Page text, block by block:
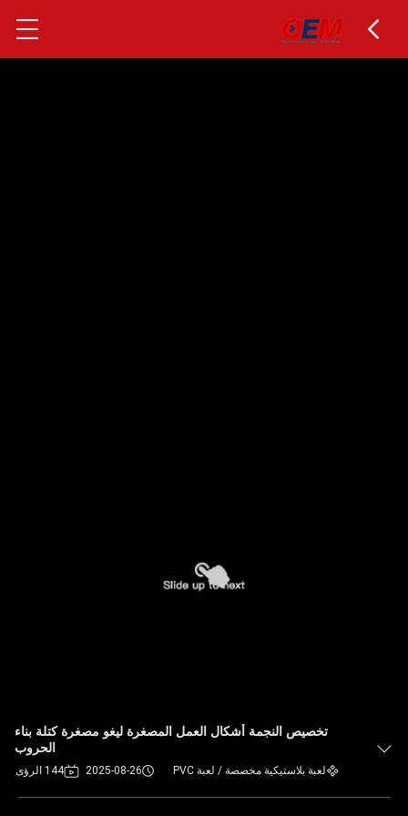
تخصيص النجمة أشكال العمل المصغرة ليغو مصغرة كتلة بناء
الحروب
لعبة بلاستيكية مخصصة / لعبة PVC 2025-08-26 144 الرؤى